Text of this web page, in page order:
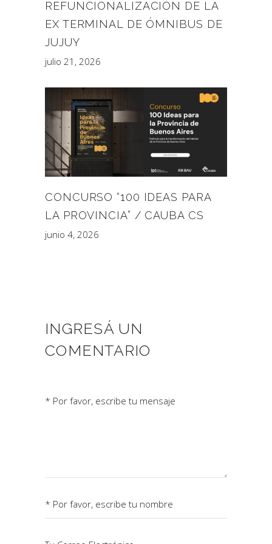
REFUNCIONALIZACIÓN DE LA
EX TERMINAL DE ÓMNIBUS DE
JUJUY
julio 21, 2026
CONCURSO “100 IDEAS PARA
LA PROVINCIA” / CAUBA CS
junio 4, 2026
INGRESÁ UN
COMENTARIO